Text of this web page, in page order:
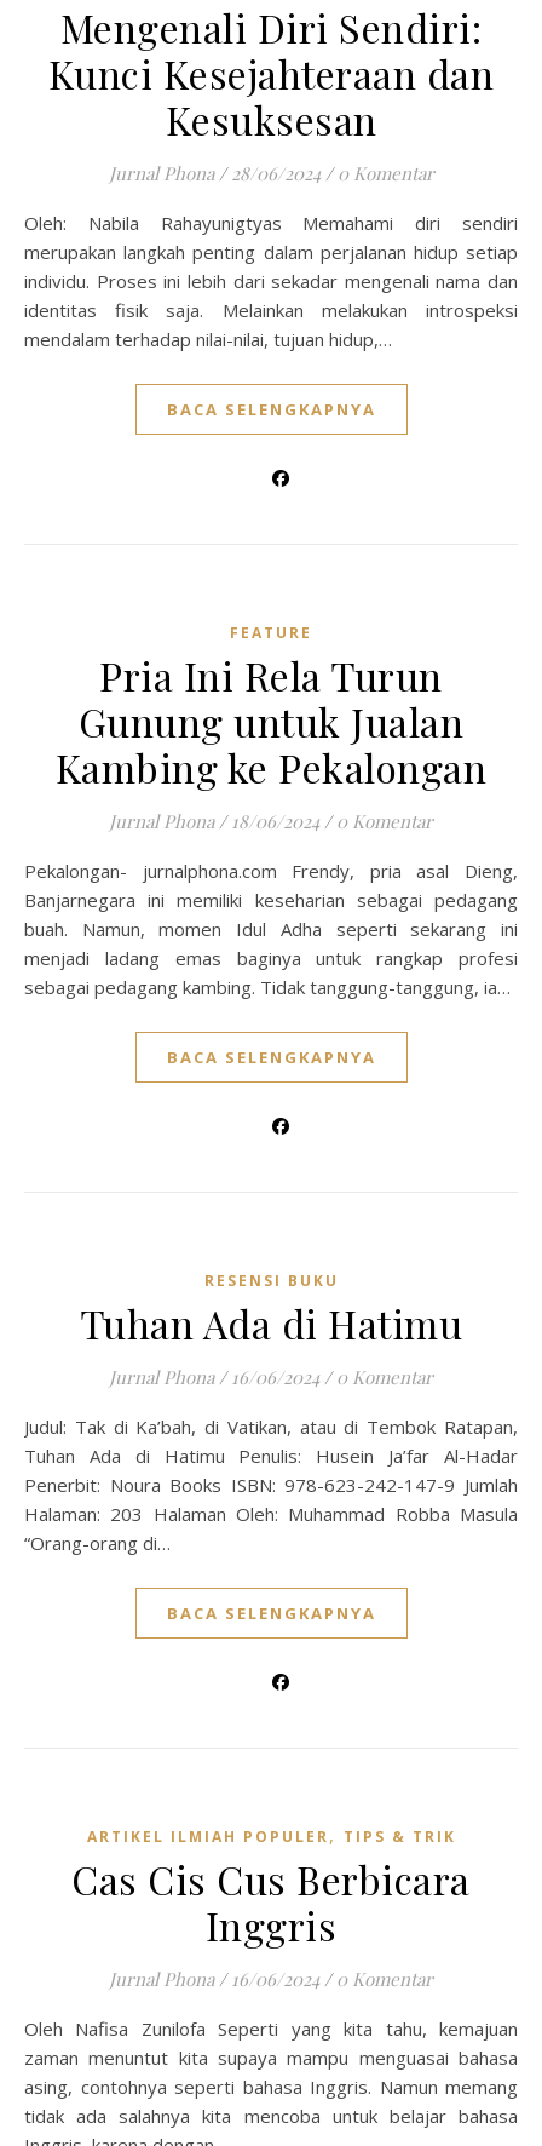
Mengenali Diri Sendiri:
Kunci Kesejahteraan dan
Kesuksesan
Jurnal Phona / 28/06/2024 / 0 Komentar
Oleh: Nabila Rahayunigtyas Memahami diri sendiri
merupakan langkah penting dalam perjalanan hidup setiap
individu. Proses ini lebih dari sekadar mengenali nama dan
identitas fisik saja. Melainkan melakukan introspeksi
mendalam terhadap nilai-nilai, tujuan hidup,…
BACA SELENGKAPNYA
FEATURE
Pria Ini Rela Turun
Gunung untuk Jualan
Kambing ke Pekalongan
Jurnal Phona / 18/06/2024 / 0 Komentar
Pekalongan- jurnalphona.com Frendy, pria asal Dieng,
Banjarnegara ini memiliki keseharian sebagai pedagang
buah. Namun, momen Idul Adha seperti sekarang ini
menjadi ladang emas baginya untuk rangkap profesi
sebagai pedagang kambing. Tidak tanggung-tanggung, ia…
BACA SELENGKAPNYA
RESENSI BUKU
Tuhan Ada di Hatimu
Jurnal Phona / 16/06/2024 / 0 Komentar
Judul: Tak di Ka’bah, di Vatikan, atau di Tembok Ratapan,
Tuhan Ada di Hatimu Penulis: Husein Ja’far Al-Hadar
Penerbit: Noura Books ISBN: 978-623-242-147-9 Jumlah
Halaman: 203 Halaman Oleh: Muhammad Robba Masula
“Orang-orang di…
BACA SELENGKAPNYA
ARTIKEL ILMIAH POPULER, TIPS & TRIK
Cas Cis Cus Berbicara
Inggris
Jurnal Phona / 16/06/2024 / 0 Komentar
Oleh Nafisa Zunilofa Seperti yang kita tahu, kemajuan
zaman menuntut kita supaya mampu menguasai bahasa
asing, contohnya seperti bahasa Inggris. Namun memang
tidak ada salahnya kita mencoba untuk belajar bahasa